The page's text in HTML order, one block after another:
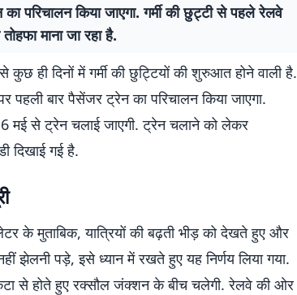
परिचालन किया जाएगा. गर्मी की छुट्टी से पहले रेलवे
माना जा रहा है.
कुछ ही दिनों में गर्मी की छुट्टियों की शुरुआत होने वाली है.
बार पैसेंजर ट्रेन का परिचालन किया जाएगा.
मई से ट्रेन चलाई जाएगी. ट्रेन चलाने को लेकर
दिखाई गई है.
के मुताबिक, यात्रियों की बढ़ती भीड़ को देखते हुए और
झेलनी पड़े, इसे ध्यान में रखते हुए यह निर्णय लिया गया.
से होते हुए रक्सौल जंक्शन के बीच चलेगी. रेलवे की ओर